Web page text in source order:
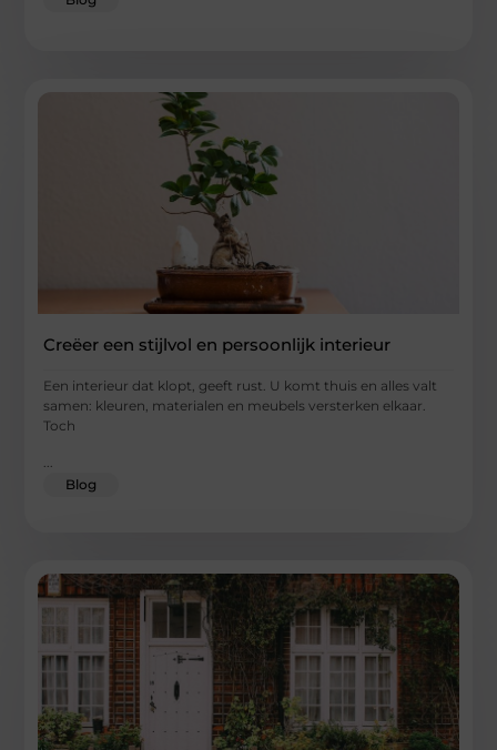
Creëer een stijlvol en persoonlijk interieur
Een interieur dat klopt, geeft rust. U komt thuis en alles valt
samen: kleuren, materialen en meubels versterken elkaar.
Toch
Blog